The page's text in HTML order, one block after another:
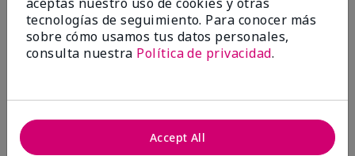
Escribir Una Opinión
tecnologías de seguimiento. Para conocer más
sobre cómo usamos tus datos personales,
consulta nuestra Política de privacidad.
Accept All